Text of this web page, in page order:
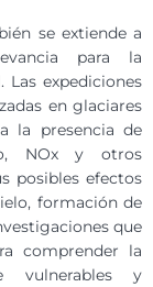
se extiende a
para la
expediciones
en glaciares
la presencia de
NOx y otros
posibles efectos
formación de
que
comprender la
vulnerables y